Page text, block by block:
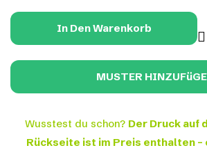
In Den Warenkorb
Wusstest du schon? Der Druck auf
Rückseite ist im Preis enthalten –